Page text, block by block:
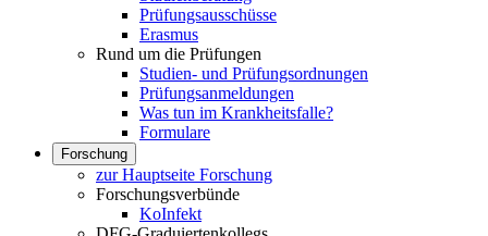
Prüfungsausschüsse
Erasmus
Rund um die Prüfungen
Studien- und Prüfungsordnungen
Prüfungsanmeldungen
Was tun im Krankheitsfalle?
Formulare
Forschung
zur Hauptseite Forschung
Forschungsverbünde
KoInfekt